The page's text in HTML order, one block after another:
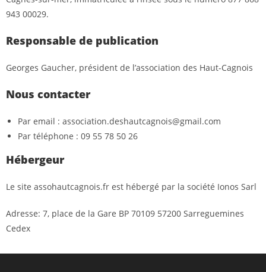
943 00029.
Responsable de publication
Georges Gaucher, président de l’association des Haut-Cagnois
Nous contacter
Par email : association.deshautcagnois@gmail.com
Par téléphone : 09 55 78 50 26
Hébergeur
Le site assohautcagnois.fr est hébergé par la société Ionos Sarl
Adresse: 7, place de la Gare BP 70109 57200 Sarreguemines
Cedex